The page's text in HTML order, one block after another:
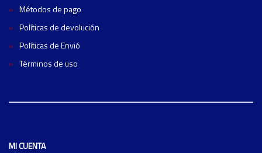
Métodos de pago
Políticas de devolución
Políticas de Envió
Términos de uso
MI CUENTA